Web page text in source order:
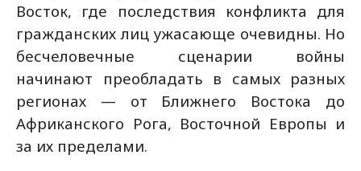
Восток, где последствия конфликта для
гражданских лиц ужасающе очевидны. Но
бесчеловечные сценарии войны
начинают преобладать в самых разных
регионах — от Ближнего Востока до
Африканского Рога, Восточной Европы и
за их пределами.